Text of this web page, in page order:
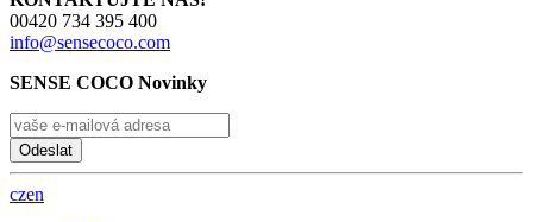
00420 734 395 400
info@sensecoco.com
SENSE COCO Novinky
Odeslat
czen